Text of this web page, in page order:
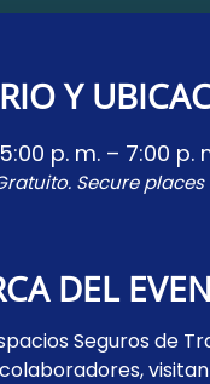
Y
p. m. – 7:00 p.
Secure
DEL
Seguros de